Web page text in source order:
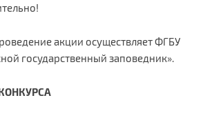
акции осуществляет ФГБУ
государственный заповедник».